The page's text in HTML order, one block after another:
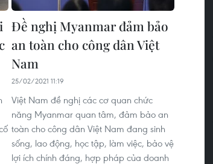
Đề nghị Myanmar đảm bảo
an toàn cho công dân Việt
Nam
25/02/2021 11:19
Việt Nam đề nghị các cơ quan chức
năng Myanmar quan tâm, đảm bảo an
toàn cho công dân Việt Nam đang sinh
sống, lao động, học tập, làm việc, bảo vệ
lợi ích chính đáng, hợp pháp của doanh